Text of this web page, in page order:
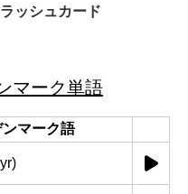
ッシュカード
マーク単語
ンマーク語